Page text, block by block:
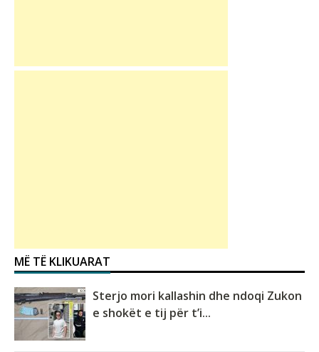
MË TË KLIKUARAT
Sterjo mori kallashin dhe ndoqi Zukon
e shokët e tij për t’i...